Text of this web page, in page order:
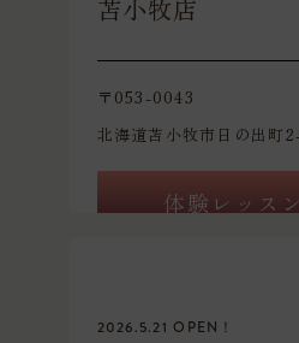
苫小牧店
〒053-0043
北海道苫小牧市日の出町
体験レッス
2026.5.21 OPEN！